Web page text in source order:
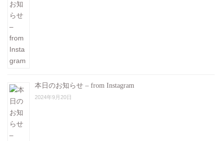
本日のお知らせ – from Instagram
2024年9月20日